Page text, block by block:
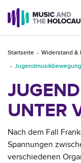
Startseite Widerstand &
UNTER
Nach dem Fall
Spannungen
verschiedenen